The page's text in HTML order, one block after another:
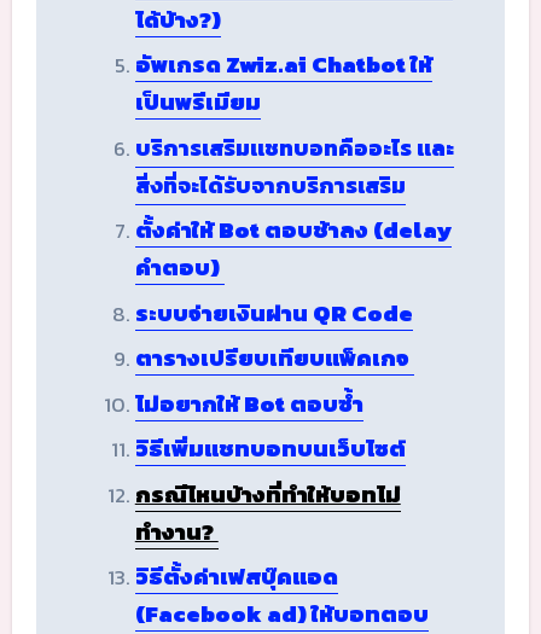
ได้บ้าง?)
อัพเกรด Zwiz.ai Chatbot ให้
เป็นพรีเมียม
บริการเสริมแชทบอทคืออะไร และ
สิ่งที่จะได้รับจากบริการเสริม
ตั้งค่าให้ Bot ตอบช้าลง (delay
คำตอบ)
ระบบจ่ายเงินผ่าน QR Code
ตารางเปรียบเทียบแพ็คเกจ
ไม่อยากให้ Bot ตอบซ้ำ
วิธีเพิ่มแชทบอทบนเว็บไซต์
กรณีไหนบ้างที่ทำให้บอทไม่
ทำงาน?
วิธีตั้งค่าเฟสบุ๊คแอด
(Facebook ad) ให้บอทตอบ